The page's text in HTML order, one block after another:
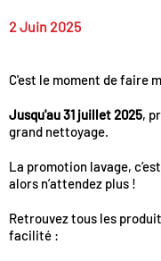
2 Juin 2025
C'est le moment de faire
Jusqu'au 31 juillet 2025,
grand nettoyage.
La promotion lavage, c’est
alors n’attendez plus !
Retrouvez tous les
facilité :